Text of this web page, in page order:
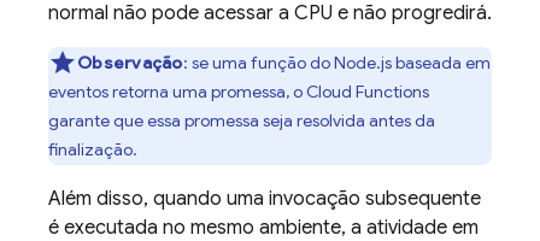
normal não pode acessar a CPU e não progredirá.
Observação: se uma função do Node.js baseada em
eventos retorna uma promessa, o Cloud Functions
garante que essa promessa seja resolvida antes da
finalização.
Além disso, quando uma invocação subsequente
é executada no mesmo ambiente, a atividade em